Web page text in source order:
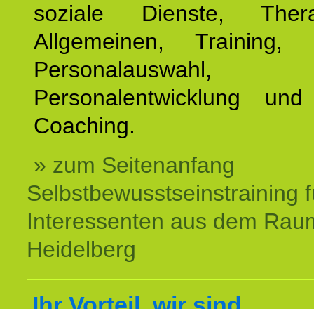
soziale Dienste,
Allgemeinen, Training,
Personalauswahl,
Personalentwicklung
Coaching.
» zum Seitenanfang
Selbstbewusstseinstraining
Interessenten aus dem
Heidelberg